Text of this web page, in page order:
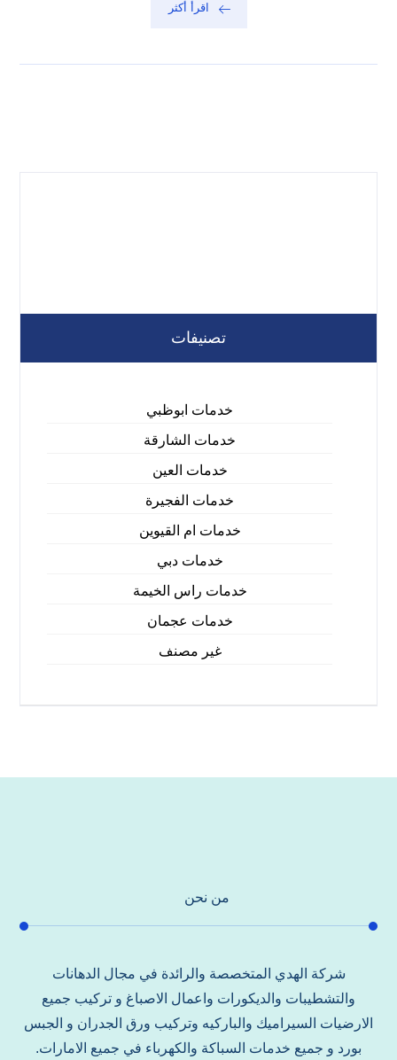
اقرأ أكثر
تصنيفات
خدمات ابوظبي
خدمات الشارقة
خدمات العين
خدمات الفجيرة
خدمات ام القيوين
خدمات دبي
خدمات راس الخيمة
خدمات عجمان
غير مصنف
من نحن
شركة الهدي المتخصصة والرائدة في مجال الدهانات
والتشطيبات والديكورات واعمال الاصباغ و تركيب جميع
الارضيات السيراميك والباركيه وتركيب ورق الجدران و الجبس
بورد و جميع خدمات السباكة والكهرباء في جميع الامارات.